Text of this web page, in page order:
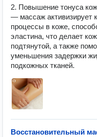
2. Повышение тонуса
— массаж активизирует
процессы в коже,
эластина, что делает
подтянутой, а также
уменьшения задержки
подкожных тканей.
Восстановительный